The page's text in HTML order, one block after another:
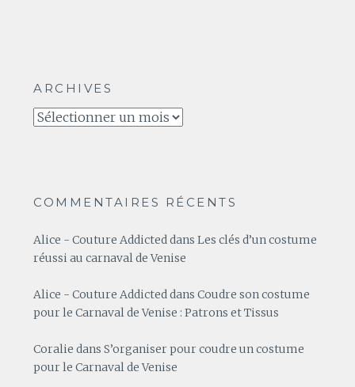
ARCHIVES
Archives
COMMENTAIRES RÉCENTS
Alice - Couture AddicteddansLes clés d’un costume
réussi au carnaval de Venise
Alice - Couture AddicteddansCoudre son costume
pour le Carnaval de Venise : Patrons et Tissus
Coralie dansS’organiser pour coudre un costume
pour le Carnaval de Venise